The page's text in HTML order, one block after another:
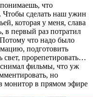
что
Чтобы сделать наш ужин
которая у меня, слава
в первый раз потратил
что надо было
подготовить
свет, прорепетировать…
фильмы, что уж
но
монитор в прямом эфире